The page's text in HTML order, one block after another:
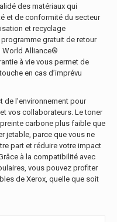
des matériaux qui
et de conformité du secteur
et recyclage
gratuit de retour
World Alliance®
à vie vous permet de
en cas d’imprévu
de l'environnement pour
vos collaborateurs. Le toner
carbone plus faible que
jetable, parce que vous ne
part et réduire votre impact
à la compatibilité avec
vous pouvez profiter
de Xerox, quelle que soit